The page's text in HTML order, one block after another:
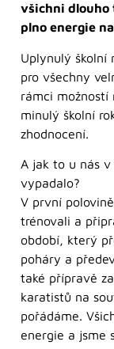
všichni dlouho
plno energie
Uplynulý školní
pro všechny
rámci možností
minulý školní
zhodnocení.
A jak to u nás v
vypadalo?
V první
trénovali a
období, který
poháry a
také přípravě
karatistů na
pořádáme.
energie a jsme